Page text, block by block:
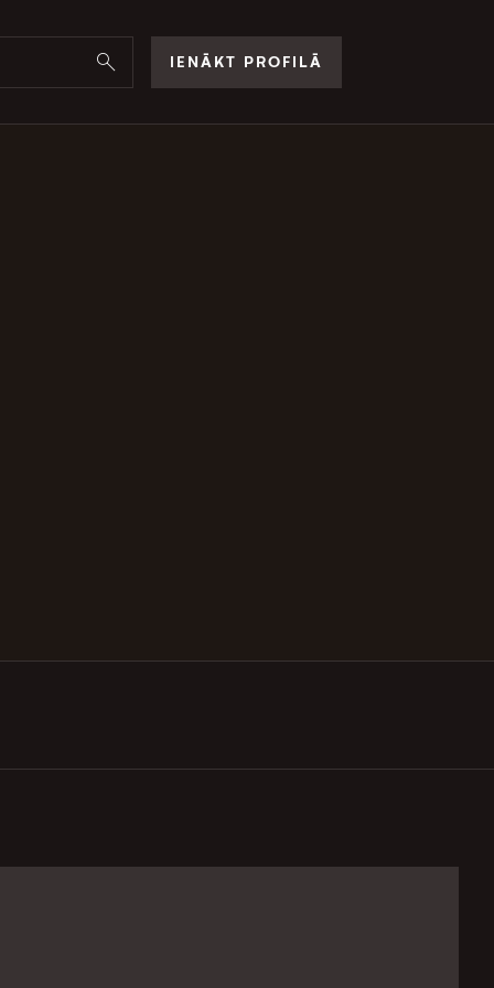
IENĀKT PROFILĀ